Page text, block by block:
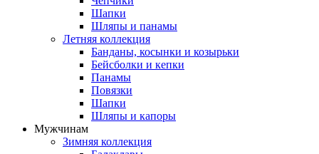
Шапки
Шляпы и панамы
Летняя коллекция
Банданы, косынки и козырьки
Бейсболки и кепки
Панамы
Повязки
Шапки
Шляпы и капоры
Мужчинам
Зимняя коллекция